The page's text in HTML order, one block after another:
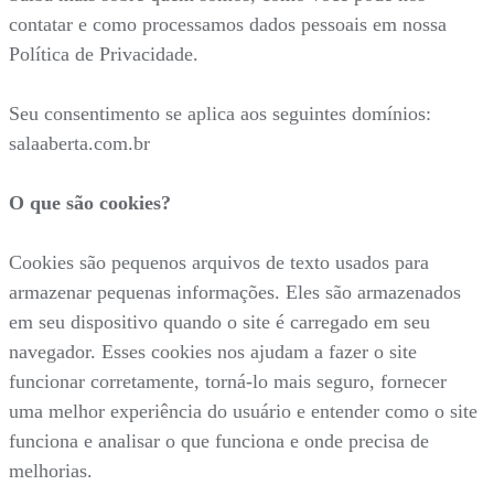
contatar e como processamos dados pessoais em nossa
Política de Privacidade.
Seu consentimento se aplica aos seguintes domínios:
salaaberta.com.br
O que são cookies?
Cookies são pequenos arquivos de texto usados para
armazenar pequenas informações. Eles são armazenados
em seu dispositivo quando o site é carregado em seu
navegador. Esses cookies nos ajudam a fazer o site
funcionar corretamente, torná-lo mais seguro, fornecer
uma melhor experiência do usuário e entender como o site
funciona e analisar o que funciona e onde precisa de
melhorias.